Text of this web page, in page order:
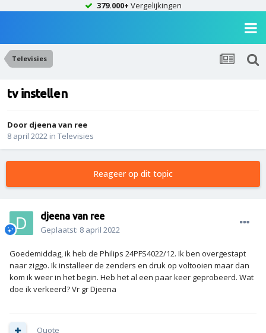
379.000+ Vergelijkingen
Televisies
tv instellen
Door djeena van ree
8 april 2022 in Televisies
Reageer op dit topic
djeena van ree
Geplaatst: 8 april 2022
Goedemiddag, ik heb de Philips 24PFS4022/12. Ik ben overgestapt
naar ziggo. Ik installeer de zenders en druk op voltooien maar dan
kom ik weer in het begin. Heb het al een paar keer geprobeerd. Wat
doe ik verkeerd? Vr gr Djeena
Quote